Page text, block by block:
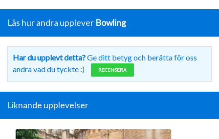
Läs hur andra upplever Bowling
Har du upplevt detta?Ge ditt betyg och berätta för oss
andra vad du tyckte :)
RECENSERA
Liknande upplevelser